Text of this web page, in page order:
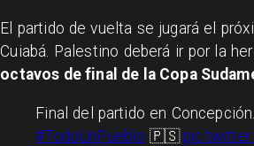
El partido de vuelta se jugará el
Cuiabá. Palestino deberá ir por la
octavos de final de la Copa
Final del partido en
#TodoUnPueblo 🇵🇸